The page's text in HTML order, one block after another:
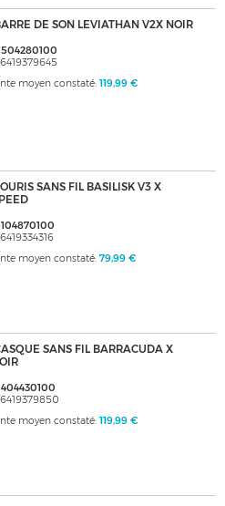
DE SON LEVIATHAN V2X NOIR
moyen constaté: 119,99 €
SANS FIL BASILISK V3 X
moyen constaté: 79,99 €
SANS FIL BARRACUDA X
moyen constaté: 119,99 €